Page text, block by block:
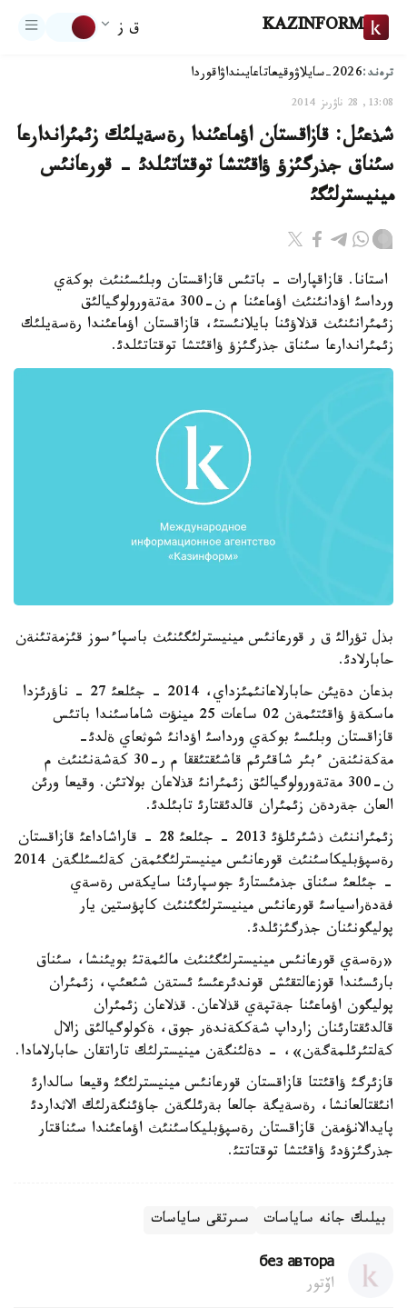
KAZINFORM ق ز
ترەند:2026-سايلاۋ وقيعاتاعايىنداۋاقوردا
13:08, 28 ناۋرىز 2014
شذعئل: قازاقستان اؤماعئندا رةسةيلئك زئمئراندارعا
سئناق جذرگئزؤ ؤاقئتشا توقتاتئلدئ - قورعانئس
مينيسترلئگئ
استانا. قازاقپارات - باتئس قازاقستان وبلئسئنئث بوكةي
ورداسئ اؤدانئنئث اؤماعئنا م ن-300 مةتةورولوگيالئق
زئمئرانئنئث قذلاؤئنا بايلانئستئ، قازاقستان اؤماعئندا رةسةيلئك
زئمئراندارعا سئناق جذرگئزؤ ؤاقئتشا توقتاتئلدئ.
بذل تؤرالئ ق ر قورعانئس مينيسترلئگئنئث باسپاءسوز قئزمةتئنةن
حابارلادئ.
بذعان دةيئن حابارلاعانئمئزداي، 2014 - جئلعئ 27 - ناؤرئزدا
ماسكةؤ ؤاقئتئمةن 02 ساعات 25 مينؤت شاماسئندا باتئس
قازاقستان وبلئسئ بوكةي ورداسئ اؤدانئ شوثعاي ةلدئ-
مةكةنئنةن ءبئر شاقئرئم قاشئقتئققا م ر-30 كةشةنئنئث م
ن-300 مةتةورولوگيالئق زئمئرانئ قذلاعان بولاتئن. وقيعا ورئن
العان جةردةن زئمئران قالدئقتارئ تابئلدئ.
زئمئراننئث ذشئرئلؤئ 2013 - جئلعئ 28 - قاراشاداعئ قازاقستان
رةسپؤبليكاسئنئث قورعانئس مينيسترلئگئمةن كةلئسئلگةن 2014
- جئلعئ سئناق جذمئستارئ جوسپارئنا سايكةس رةسةي
فةدةراسياسئ قورعانئس مينيسترلئگئنئث كاپؤستين يار
پوليگونئنان جذرگئزئلدئ.
«رةسةي قورعانئس مينيسترلئگئنئث مالئمةتئ بويئنشا، سئناق
بارئسئندا قوزعالتقئش قوندئرعئسئ ئستةن شئعئپ، زئمئران
پوليگون اؤماعئنا جةتپةي قذلاعان. قذلاعان زئمئران
قالدئقتارئنان زارداپ شةككةندةر جوق، ةكولوگيالئق زالال
كةلتئرئلمةگةن»، - دةلئنگةن مينيسترلئك تاراتقان حابارلامادا.
قازئرگئ ؤاقئتتا قازاقستان قورعانئس مينيسترلئگئ وقيعا سالدارئ
انئقتالعانشا، رةسةيگة جالعا بةرئلگةن جاؤئنگةرلئك الاثداردئ
پايدالانؤمةن قازاقستان رةسپؤبليكاسئنئث اؤماعئندا سئناقتار
جذرگئزؤدئ ؤاقئتشا توقتاتتئ.
بيلىك جانە ساياسات سىرتقى ساياسات
без автора
اۆتور